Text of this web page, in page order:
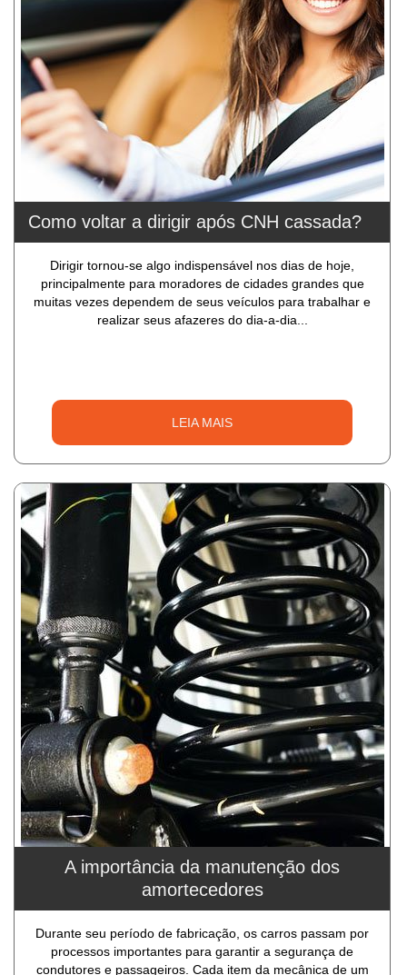
Como voltar a dirigir após CNH cassada?
Dirigir tornou-se algo indispensável nos dias de hoje,
principalmente para moradores de cidades grandes que
muitas vezes dependem de seus veículos para trabalhar e
realizar seus afazeres do dia-a-dia...
LEIA MAIS
A importância da manutenção dos
amortecedores
Durante seu período de fabricação, os carros passam por
processos importantes para garantir a segurança de
condutores e passageiros. Cada item da mecânica de um